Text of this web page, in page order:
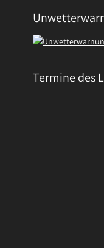
Termine des